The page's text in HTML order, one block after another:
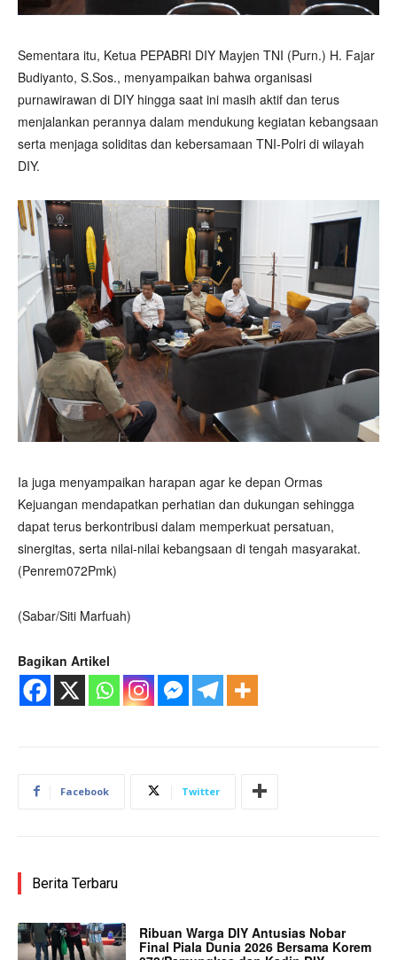
Sementara itu, Ketua PEPABRI DIY Mayjen TNI (Purn.) H. Fajar
Budiyanto, S.Sos., menyampaikan bahwa organisasi
purnawirawan di DIY hingga saat ini masih aktif dan terus
menjalankan perannya dalam mendukung kegiatan kebangsaan
serta menjaga soliditas dan kebersamaan TNI-Polri di wilayah
DIY.
Ia juga menyampaikan harapan agar ke depan Ormas
Kejuangan mendapatkan perhatian dan dukungan sehingga
dapat terus berkontribusi dalam memperkuat persatuan,
sinergitas, serta nilai-nilai kebangsaan di tengah masyarakat.
(Penrem072Pmk)
(Sabar/Siti Marfuah)
Bagikan Artikel
Facebook Twitter
Berita Terbaru
Ribuan Warga DIY Antusias Nobar
Final Piala Dunia 2026 Bersama Korem